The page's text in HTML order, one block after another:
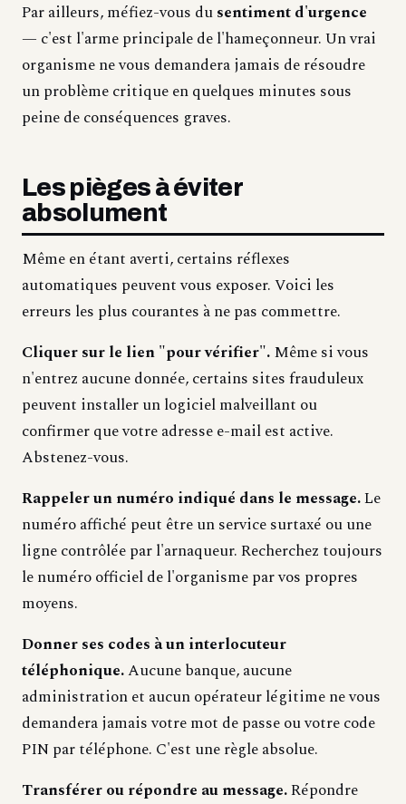
Par ailleurs, méfiez-vous dusentiment d'urgence
— c'est l'arme principale de l'hameçonneur. Un vrai
organisme ne vous demandera jamais de résoudre
un problème critique en quelques minutes sous
peine de conséquences graves.
Les pièges à éviter
absolument
Même en étant averti, certains réflexes
automatiques peuvent vous exposer. Voici les
erreurs les plus courantes à ne pas commettre.
Cliquer sur le lien "pour vérifier".Même si vous
n'entrez aucune donnée, certains sites frauduleux
peuvent installer un logiciel malveillant ou
confirmer que votre adresse e-mail est active.
Abstenez-vous.
Rappeler un numéro indiqué dans le message.Le
numéro affiché peut être un service surtaxé ou une
ligne contrôlée par l'arnaqueur. Recherchez toujours
le numéro officiel de l'organisme par vos propres
moyens.
Donner ses codes à un interlocuteur
téléphonique.Aucune banque, aucune
administration et aucun opérateur légitime ne vous
demandera jamais votre mot de passe ou votre code
PIN par téléphone. C'est une règle absolue.
Transférer ou répondre au message.Répondre